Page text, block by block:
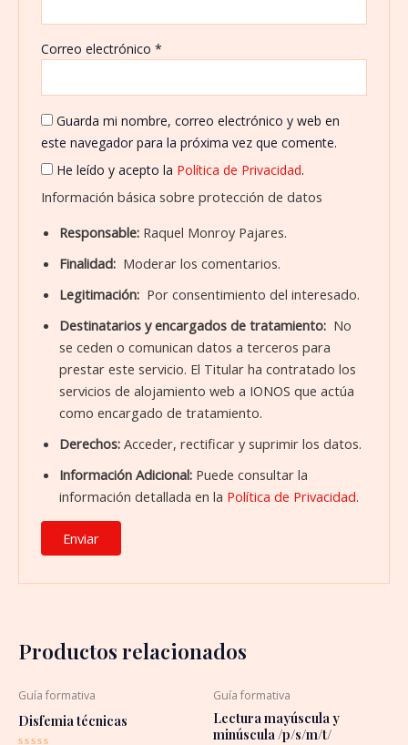
Correo electrónico*
Guarda mi nombre, correo electrónico y web en
este navegador para la próxima vez que comente.
He leído y acepto la Política de Privacidad.
Información básica sobre protección de datos
Responsable: Raquel Monroy Pajares.
Finalidad: Moderar los comentarios.
Legitimación: Por consentimiento del interesado.
Destinatarios y encargados de tratamiento: No
se ceden o comunican datos a terceros para
prestar este servicio. El Titular ha contratado los
servicios de alojamiento web a IONOS que actúa
como encargado de tratamiento.
Derechos: Acceder, rectificar y suprimir los datos.
Información Adicional: Puede consultar la
información detallada en la Política de Privacidad.
Productos relacionados
Guía formativa
Disfemia técnicas
Guía formativa
Lectura mayúscula y
minúscula /p/s/m/t/